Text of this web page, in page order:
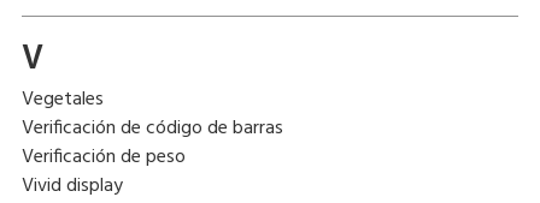
V
Vegetales
Verificación de código de barras
Verificación de peso
Vivid display